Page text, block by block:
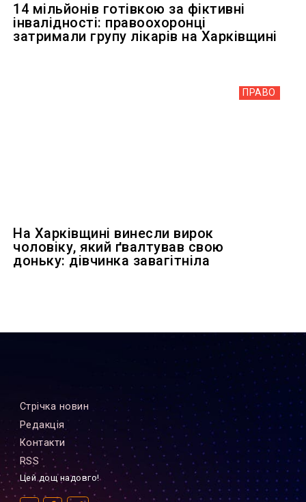
14 мільйонів готівкою за фіктивні
інвалідності: правоохоронці
затримали групу лікарів на Харківщині
ПРАВО
На Харківщині винесли вирок
чоловіку, який ґвалтував свою
доньку: дівчинка завагітніла
Стрiчка новин
Редакцiя
Контакти
RSS
Цей дощ надовго!